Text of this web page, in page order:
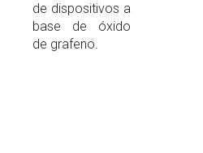
de dispositivos a
base de óxido
de grafeno.